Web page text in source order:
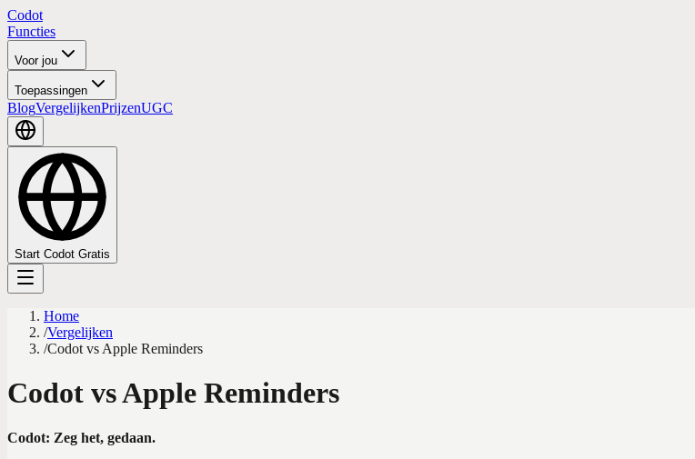
Codot
Functies
Voor jou
Toepassingen
BlogVergelijkenPrijzenUGC
Start Codot Gratis
Home
/Vergelijken
/Codot vs Apple Reminders
Codot vs Apple Reminders
Codot: Zeg het, gedaan.